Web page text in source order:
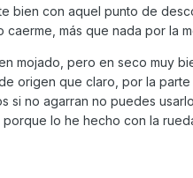
bien con aquel punto de
caerme, más que nada por la
mojado, pero en seco muy
origen que claro, por la
si no agarran no puedes
lo he hecho con la